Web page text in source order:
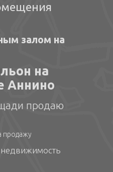
залом на
на
Аннино
продаю
продажу